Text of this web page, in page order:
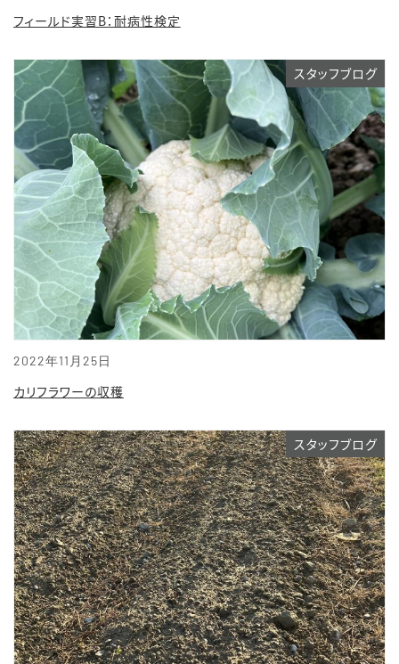
フィールド実習B：耐病性検定
2022年11月25日
スタッフブログ
カリフラワーの収穫
スタッフブログ